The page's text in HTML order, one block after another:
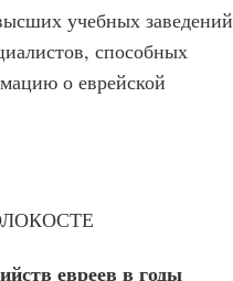
учебных заведений
способных
о еврейской
евреев в годы